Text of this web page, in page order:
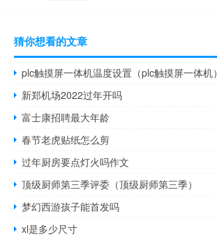
猜你想看的文章
plc触摸屏一体机温度设置（plc触摸屏一体机）
新郑机场2022过年开吗
富士康招聘最大年龄
春节老虎贴纸怎么剪
过年厨房要点灯火吗作文
顶级厨师第三季评委（顶级厨师第三季）
梦幻西游孩子能首发吗
xl是多少尺寸